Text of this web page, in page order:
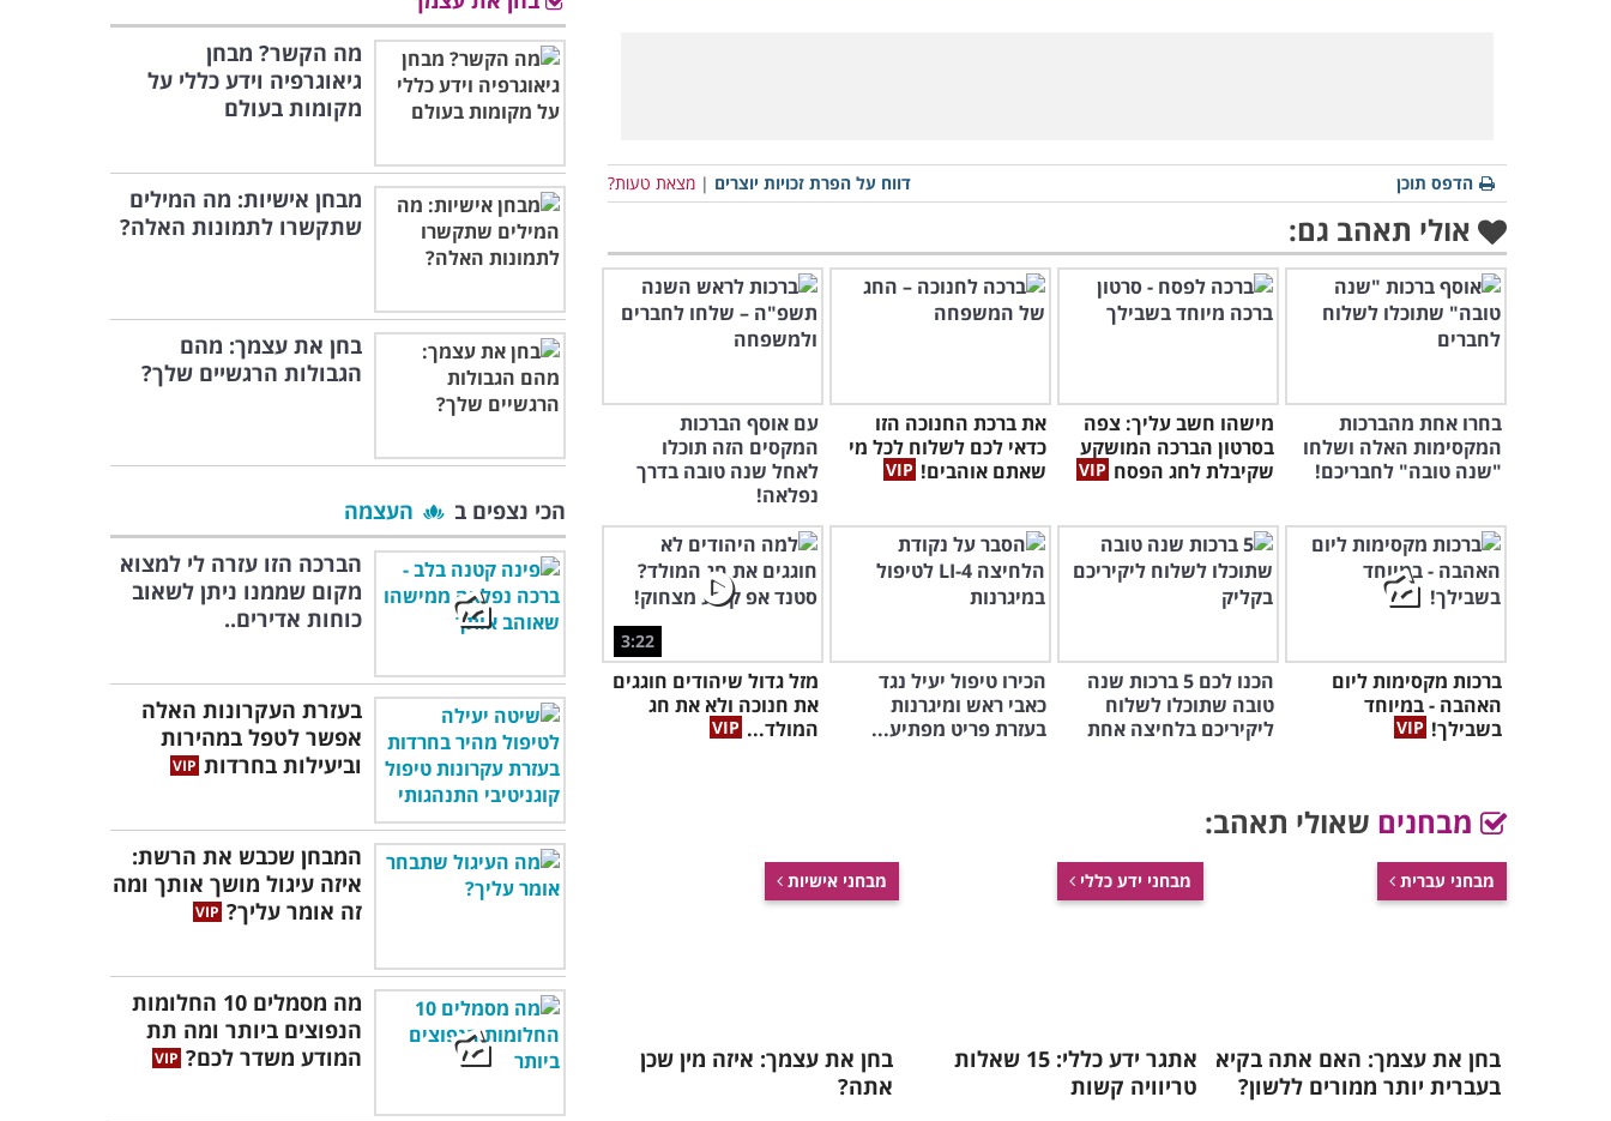
דווח על הפרת זכויות יוצרים | מצאת טעות? הדפס תוכן
אולי תאהב גם:
בחרו אחת מהברכות
המקסימות האלה ושלחו
"שנה טובה" לחבריכם!
מישהו חשב עליך: צפה
בסרטון הברכה המושקע
שקיבלת לחג הפסח
את ברכת החנוכה הזו
כדאי לכם לשלוח לכל מי
שאתם אוהבים!
עם אוסף הברכות
המקסים הזה תוכלו
לאחל שנה טובה בדרך
נפלאה!
ברכות מקסימות ליום
האהבה - במיוחד
בשבילך!
הכנו לכם 5 ברכות שנה
טובה שתוכלו לשלוח
ליקיריכם בלחיצה אחת
הכירו טיפול יעיל נגד
כאבי ראש ומיגרנות
בעזרת פריט מפתיע...
3:22
מזל גדול שיהודים חוגגים
את חנוכה ולא את חג
המולד...
מבחנים שאולי תאהב:
מבחני עברית
בחן את עצמך: האם אתה בקיא
בעברית יותר ממורים ללשון?
מבחני ידע כללי
אתגר ידע כללי: 15 שאלות
טריוויה קשות
מבחני אישיות
בחן את עצמך: איזה מין שכן
אתה?
מה הקשר? מבחן
גיאוגרפיה וידע כללי על
מקומות בעולם
מבחן אישיות: מה המילים
שתקשרו לתמונות האלה?
בחן את עצמך: מהם
הגבולות הרגשיים שלך?
הכי נצפים ב
העצמה
הברכה הזו עזרה לי למצוא
מקום שממנו ניתן לשאוב
כוחות אדירים..
בעזרת העקרונות האלה
אפשר לטפל במהירות
וביעילות בחרדות
המבחן שכבש את הרשת:
איזה עיגול מושך אותך ומה
זה אומר עליך?
מה מסמלים 10 החלומות
הנפוצים ביותר ומה תת
המודע משדר לכם?